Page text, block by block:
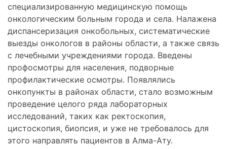
специализированную медицинскую помощь
онкологическим больным города и села. Налажена
диспансеризация онкобольных, систематические
выезды онкологов в районы области, а также связь
с лечебными учреждениями города. Введены
профосмотры для населения, подворные
профилактические осмотры. Появлялись
онкопункты в районах области, стало возможным
проведение целого ряда лабораторных
исследований, таких как ректоскопия,
цистоскопия, биопсия, и уже не требовалось для
этого направлять пациентов в Алма-Ату.